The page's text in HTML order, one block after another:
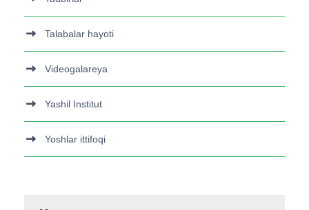
Talabalar hayoti
Videogalareya
Yashil Institut
Yoshlar ittifoqi